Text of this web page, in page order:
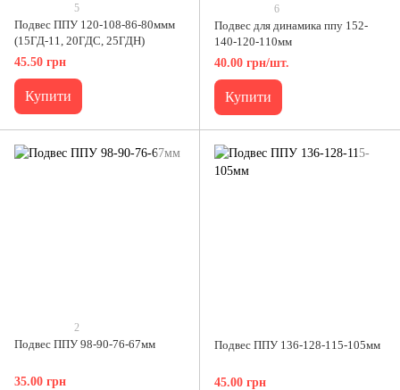
5
Подвес ППУ 120-108-86-80ммм
(15ГД-11, 20ГДС, 25ГДН)
45.50 грн
Купити
6
Подвес для динамика ппу 152-
140-120-110мм
40.00 грн/шт.
Купити
2
Подвес ППУ 98-90-76-67мм
35.00 грн
Подвес ППУ 136-128-115-105мм
45.00 грн